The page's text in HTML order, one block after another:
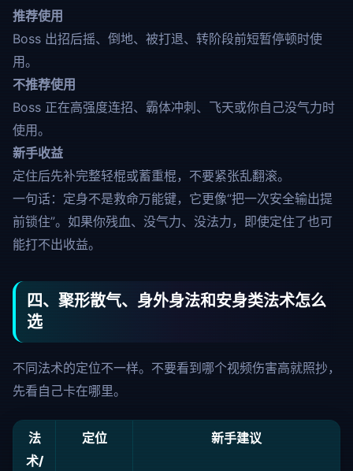
推荐使用
Boss 出招后摇、倒地、被打退、转阶段前短暂停顿时使
用。
不推荐使用
Boss 正在高强度连招、霸体冲刺、飞天或你自己没气力时
使用。
新手收益
定住后先补完整轻棍或蓄重棍，不要紧张乱翻滚。
一句话：定身不是救命万能键，它更像“把一次安全输出提
前锁住”。如果你残血、没气力、没法力，即使定住了也可
能打不出收益。
四、聚形散气、身外身法和安身类法术怎么
选
不同法术的定位不一样。不要看到哪个视频伤害高就照抄，
先看自己卡在哪里。
法
术/
定位 新手建议